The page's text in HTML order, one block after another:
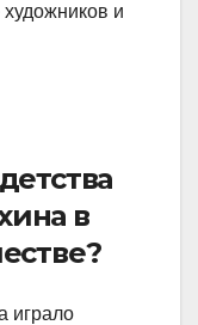
и
в
играло